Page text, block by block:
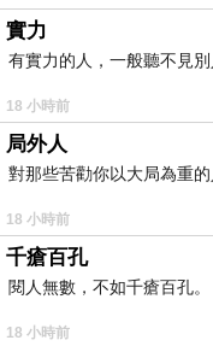
實力
有實力的人，一般聽不見別
18 小時前
局外人
對那些苦勸你以大局為重
18 小時前
千瘡百孔
閱人無數，不如千瘡百孔。
18 小時前